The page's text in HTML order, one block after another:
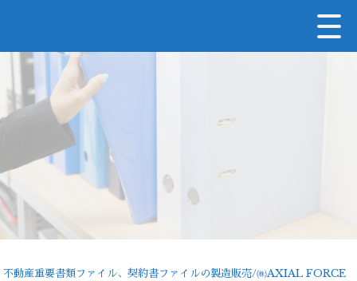
不動産重要書類ファイル、契約書ファイルの製造販売/㈱AXIAL FORCE